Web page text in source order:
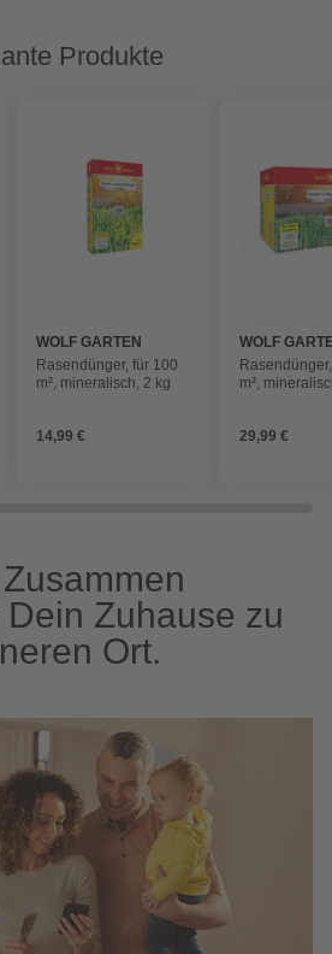
Produkte
WOLF GARTEN
Rasendünger, für 100
m², mineralisch, 2 kg
14,99 €
WOLF
m²,
29,99 €
Zuhause zu
Ort.